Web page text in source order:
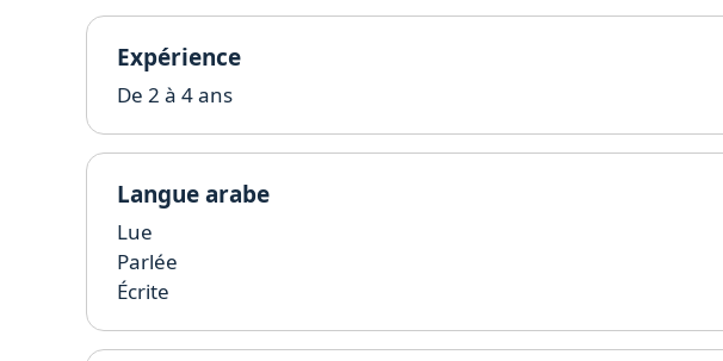
Expérience
De 2 à 4 ans
Langue arabe
Lue
Parlée
Écrite